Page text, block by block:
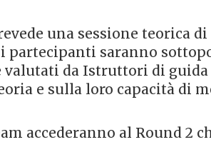
una sessione teorica
partecipanti saranno
valutati da Istruttori di guida
e sulla loro capacità di
accederanno al Round 2